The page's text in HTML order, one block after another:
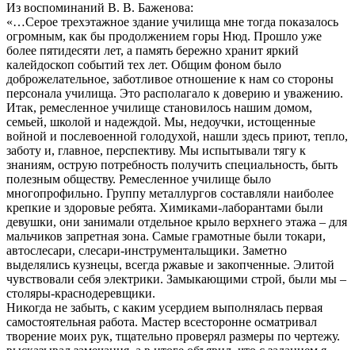
Из воспоминаний В. В. Баженова:
«…Серое трехэтажное здание училища мне тогда показалось
огромным, как бы продолжением горы Нюд. Прошло уже
более пятидесяти лет, а память бережно хранит яркий
калейдоскоп событий тех лет. Общим фоном было
доброжелательное, заботливое отношение к нам со стороны
персонала училища. Это располагало к доверию и уважению.
Итак, ремесленное училище становилось нашим домом,
семьей, школой и надеждой. Мы, недоучки, истощенные
войной и послевоенной голодухой, нашли здесь приют, тепло,
заботу и, главное, перспективу. Мы испытывали тягу к
знаниям, острую потребность получить специальность, быть
полезным обществу. Ремесленное училище было
многопрофильно. Группу металлургов составляли наиболее
крепкие и здоровые ребята. Химиками-лаборантами были
девушки, они занимали отдельное крыло верхнего этажа – для
мальчиков запретная зона. Самые грамотные были токари,
автослесари, слесари-инструментальщики. Заметно
выделялись кузнецы, всегда ржавые и закопченные. Элитой
чувствовали себя электрики. Замыкающими строй, были мы –
столяры-краснодеревщики.
Никогда не забыть, с каким усердием выполнялась первая
самостоятельная работа. Мастер всесторонне осматривал
творение моих рук, тщательно проверял размеры по чертежу.